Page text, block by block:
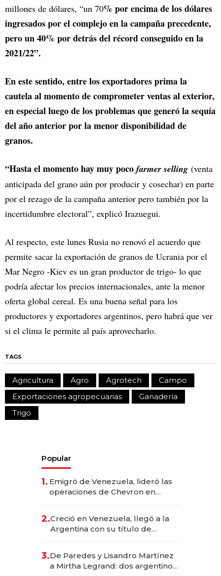
millones de dólares, “un 70% por encima de los dólares
ingresados por el complejo en la campaña precedente,
pero un 40% por detrás del récord conseguido en la
2021/22”.
En este sentido, entre los exportadores prima la
cautela al momento de comprometer ventas al exterior,
en especial luego de los problemas que generó la sequía
del año anterior por la menor disponibilidad de
granos.
“Hasta el momento hay muy poco farmer selling (venta
anticipada del grano aún por producir y cosechar) en parte
por el rezago de la campaña anterior pero también por la
incertidumbre electoral”, explicó Irazuegui.
Al respecto, este lunes Rusia no renovó el acuerdo que
permite sacar la exportación de granos de Ucrania por el
Mar Negro -Kiev es un gran productor de trigo- lo que
podría afectar los precios internacionales, ante la menor
oferta global cereal. Es una buena señal para los
productores y exportadores argentinos, pero habrá que ver
si el clima le permite al país aprovecharlo.
TAGS
Agricultura Agro Agrotech
Campo
Exportaciones agropecuarias
Ganadería
Trigo
Popular
1. Emigró de Venezuela, lideró las
operaciones de Chevron en
2.Creció en Venezuela, llegó a la
Argentina con su título de
las marcas "fast premium"
3.De Paredes y Lisandro Martínez
a Mirtha Legrand: dos argentinos